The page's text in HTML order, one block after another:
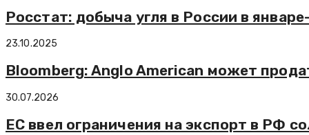
Росстат: добыча угля в России в
23.10.2025
Bloomberg: Anglo American может
30.07.2026
ЕС ввел ограничения на экспорт в РФ